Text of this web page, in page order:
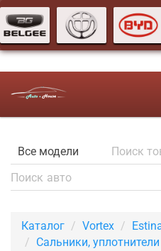
Каталог Vortex
Сальники,